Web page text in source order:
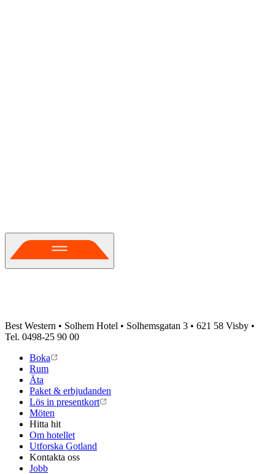
Best Western • Solhem Hotel • Solhemsgatan 3 • 621 58 Visby •
Tel. 0498-25 90 00
Boka
Rum
Äta
Paket & erbjudanden
Lös in presentkort
Möten
Hitta hit
Om hotellet
Utforska Gotland
Kontakta oss
Jobb